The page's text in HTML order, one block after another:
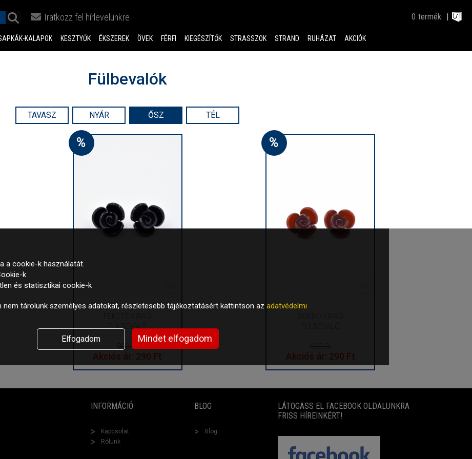
Iratkozz fel hírlevelünkre 0 termék
KALAPOK KESZTYŰK ÉKSZEREK ÖVEK FÉRFI KIEGÉSZÍTŐK STRASSZOK STRAND RUHÁZAT AKCIÓK
Fülbevalók
TAVASZ NYÁR ŐSZ TÉL
%
FÜLBEVALÓ
990 Ft
Akciós ár: 290 Ft
%
Akciós ár: 290 Ft
INFORMÁCIÓ
Kapcsolat
Rólunk
BLOG
Blog
LÁTOGASS EL FACEBOOK OLDALUNKRA
FRISS HÍREINKÉRT!
a cookie-k használatát.
k
és statisztikai cookie-k
tárolunk személyes adatokat, részletesebb tájékoztatásért kattintson az adatvédelmi
Elfogadom Mindet elfogadom